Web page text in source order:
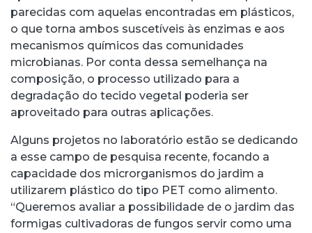
parecidas com aquelas encontradas em plásticos,
o que torna ambos suscetíveis às enzimas e aos
mecanismos químicos das comunidades
microbianas. Por conta dessa semelhança na
composição, o processo utilizado para a
degradação do tecido vegetal poderia ser
aproveitado para outras aplicações.
Alguns projetos no laboratório estão se dedicando
a esse campo de pesquisa recente, focando a
capacidade dos microrganismos do jardim a
utilizarem plástico do tipo PET como alimento.
“Queremos avaliar a possibilidade de o jardim das
formigas cultivadoras de fungos servir como uma